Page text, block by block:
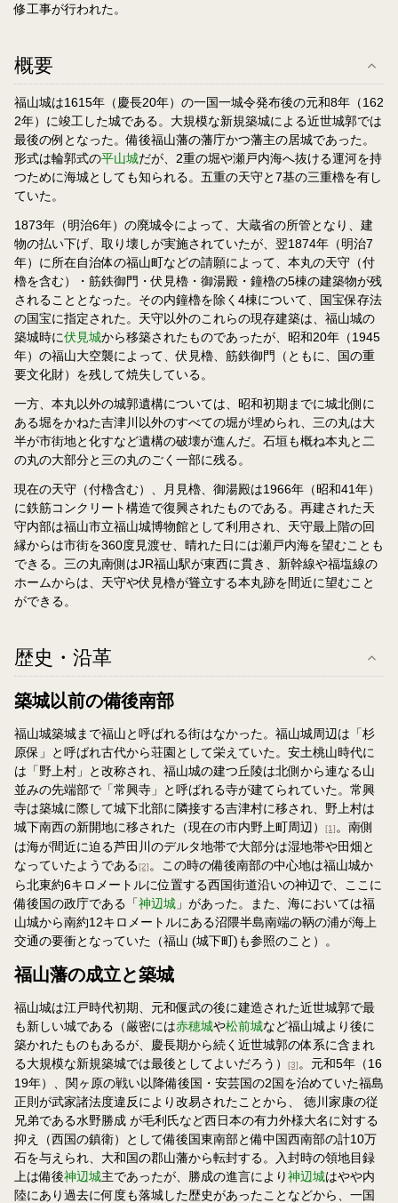
修工事が行われた。
概要
福山城は1615年（慶長20年）の一国一城令発布後の元和8年（162
2年）に竣工した城である。大規模な新規築城による近世城郭では
最後の例となった。備後福山藩の藩庁かつ藩主の居城であった。
形式は輪郭式の平山城だが、2重の堀や瀬戸内海へ抜ける運河を持
つために海城としても知られる。五重の天守と7基の三重櫓を有し
ていた。
1873年（明治6年）の廃城令によって、大蔵省の所管となり、建
物の払い下げ、取り壊しが実施されていたが、翌1874年（明治7
年）に所在自治体の福山町などの請願によって、本丸の天守（付
櫓を含む）・筋鉄御門・伏見櫓・御湯殿・鐘櫓の5棟の建築物が残
されることとなった。その内鐘櫓を除く4棟について、国宝保存法
の国宝に指定された。天守以外のこれらの現存建築は、福山城の
築城時に伏見城から移築されたものであったが、昭和20年（1945
年）の福山大空襲によって、伏見櫓、筋鉄御門（ともに、国の重
要文化財）を残して焼失している。
一方、本丸以外の城郭遺構については、昭和初期までに城北側に
ある堀をかねた吉津川以外のすべての堀が埋められ、三の丸は大
半が市街地と化すなど遺構の破壊が進んだ。石垣も概ね本丸と二
の丸の大部分と三の丸のごく一部に残る。
現在の天守（付櫓含む）、月見櫓、御湯殿は1966年（昭和41年）
に鉄筋コンクリート構造で復興されたものである。再建された天
守内部は福山市立福山城博物館として利用され、天守最上階の回
縁からは市街を360度見渡せ、晴れた日には瀬戸内海を望むことも
できる。三の丸南側はJR福山駅が東西に貫き、新幹線や福塩線の
ホームからは、天守や伏見櫓が聳立する本丸跡を間近に望むこと
ができる。
歴史・沿革
築城以前の備後南部
福山城築城まで福山と呼ばれる街はなかった。福山城周辺は「杉
原保」と呼ばれ古代から荘園として栄えていた。安土桃山時代に
は「野上村」と改称され、福山城の建つ丘陵は北側から連なる山
並みの先端部で「常興寺」と呼ばれる寺が建てられていた。常興
寺は築城に際して城下北部に隣接する吉津村に移され、野上村は
城下南西の新開地に移された（現在の市内野上町周辺）
[1] 。南側
は海が間近に迫る芦田川のデルタ地帯で大部分は湿地帯や田畑と
なっていたようである[2] 。この時の備後南部の中心地は福山城か
ら北東約6キロメートルに位置する西国街道沿いの神辺で、ここに
備後国の政庁である「神辺城 」があった。また、海においては福
山城から南約12キロメートルにある沼隈半島南端の鞆の浦が海上
交通の要衝となっていた（福山 (城下町)も参照のこと）。
福山藩の成立と築城
福山城は江戸時代初期、元和偃武の後に建造された近世城郭で最
も新しい城である（厳密には赤穂城や松前城など福山城より後に
築かれたものもあるが、慶長期から続く近世城郭の体系に含まれ
る大規模な新規築城では最後としてよいだろう）
[3] 。元和5年（16
19年）、関ヶ原の戦い以降備後国・安芸国の2国を治めていた福島
正則が武家諸法度違反により改易されたことから、 徳川家康の従
兄弟である水野勝成 が毛利氏など西日本の有力外様大名に対する
抑え（西国の鎮衛）として備後国東南部と備中国西南部の計10万
石を与えられ、大和国の郡山藩から転封する。入封時の領地目録
上は備後神辺城主であったが、勝成の進言により神辺城はやや内
陸にあり過去に何度も落城した歴史があったことなどから、一国